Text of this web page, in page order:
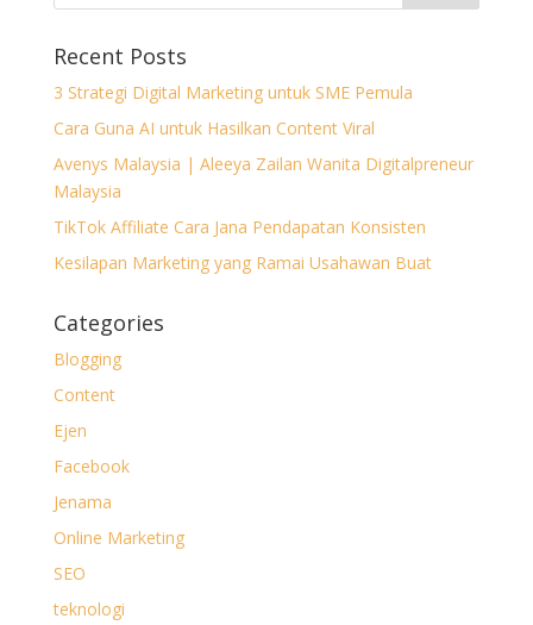
Recent Posts
3 Strategi Digital Marketing untuk SME Pemula
Cara Guna AI untuk Hasilkan Content Viral
Avenys Malaysia | Aleeya Zailan Wanita Digitalpreneur
Malaysia
TikTok Affiliate Cara Jana Pendapatan Konsisten
Kesilapan Marketing yang Ramai Usahawan Buat
Categories
Blogging
Content
Ejen
Facebook
Jenama
Online Marketing
SEO
teknologi